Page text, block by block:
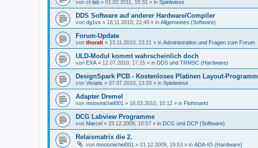
von ct-lab » 01.02.2011, 15:31 » in Spielwiese
DDS Software auf anderer Hardware/Compiler
von dg1vs » 18.11.2010, 22:49 » in Allgemeines (Software)
Forum-Update
von thoralt » 13.11.2010, 23:21 » in Administration und Fragen zum Forum
ULD-Modul kommt wahrscheinlich doch
von EXA » 12.07.2010, 17:25 » in DDS und TRMSC (Hardware)
DesignSpark PCB - Kostenloses Platinen Layout-Programm
von Viviatis » 07.07.2010, 13:33 » in Spielwiese
Adapter Dremel
von moosmichel001 » 16.03.2010, 10:12 » in Flohmarkt
DCG Labview Programme
von Marcel » 23.12.2009, 10:57 » in DCG und DCP (Software)
Relaismatrix die 2.
von moosmichel001 » 21.12.2009, 19:53 » in ADA-IO (Hardware)